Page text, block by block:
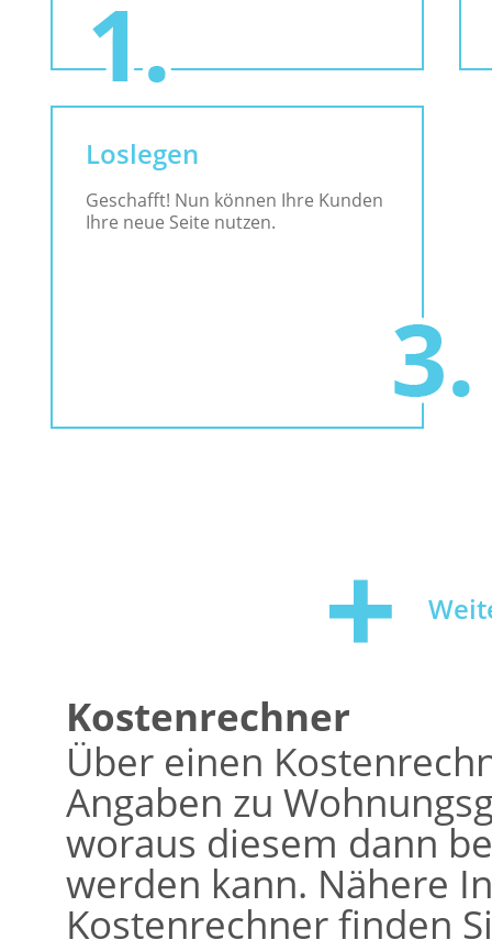
Loslegen
Geschafft! Nun können Ihre Kunden
Ihre neue Seite nutzen.
Kostenrechner
Über einen
Angaben zu
woraus diesem dann
werden kann. Nähere
Kostenrechner finden